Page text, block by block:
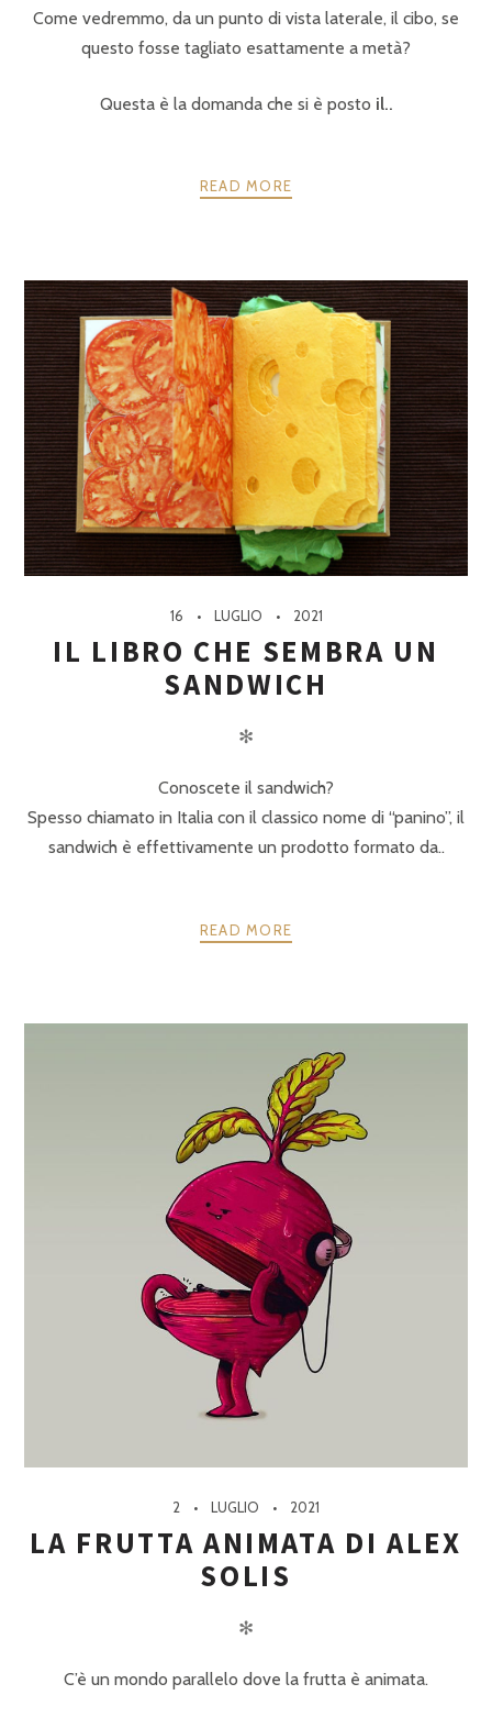
Come vedremmo, da un punto di vista laterale, il cibo, se
questo fosse tagliato esattamente a metà?
Questa è la domanda che si è posto il..
READ MORE
16 LUGLIO 2021
IL LIBRO CHE SEMBRA UN
SANDWICH
✻
Conoscete il sandwich?
Spesso chiamato in Italia con il classico nome di “panino”, il
sandwich è effettivamente un prodotto formato da..
READ MORE
2 LUGLIO 2021
LA FRUTTA ANIMATA DI ALEX
SOLIS
✻
C’è un mondo parallelo dove la frutta è animata.